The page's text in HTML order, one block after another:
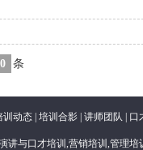
条
训动态 培训合影 讲师团队 口
与口才培训,营销培训,管理培